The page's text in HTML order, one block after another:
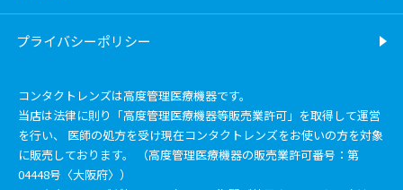
プライバシーポリシー
コンタクトレンズは高度管理医療機器です。
当店は法律に則り「高度管理医療機器等販売業許可」を取得して運営
を行い、 医師の処方を受け現在コンタクトレンズをお使いの方を対象
に販売しております。 （高度管理医療機器の販売業許可番号：第
04448号〈大阪府〉）